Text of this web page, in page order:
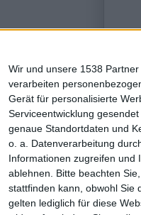
Wir und unsere 1538
verarbeiten
Gerät für personalisierte
Serviceentwicklung gesendet
genaue Standortdaten und
o. a. Datenverarbeitung
Informationen zugreifen und
ablehnen.
Bitte beachten
stattfinden kann, obwohl Sie
gelten lediglich für diese
5/10
Uwe Lulis Project
Analog